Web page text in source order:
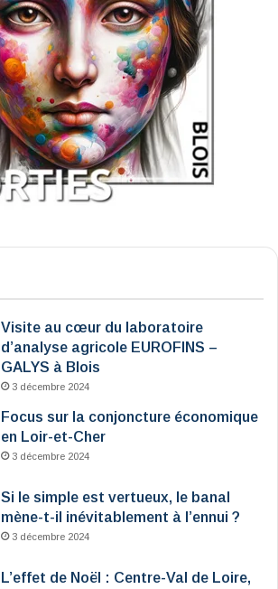
Visite au cœur du laboratoire
d’analyse agricole EUROFINS –
GALYS à Blois
3 décembre 2024
Focus sur la conjoncture économique
en Loir-et-Cher
3 décembre 2024
Si le simple est vertueux, le banal
mène-t-il inévitablement à l’ennui ?
3 décembre 2024
L’effet de Noël : Centre-Val de Loire,